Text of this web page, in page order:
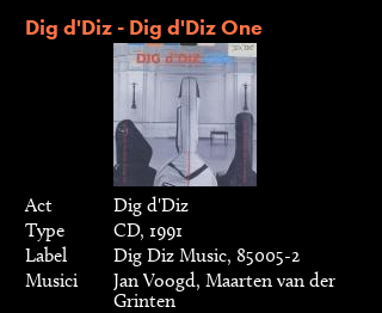
Dig d'Diz - Dig d'Diz One
Act
Dig d'Diz
Type
CD, 1991
Label
Dig Diz Music, 85005-2
Musici
Jan Voogd, Maarten van der
Grinten